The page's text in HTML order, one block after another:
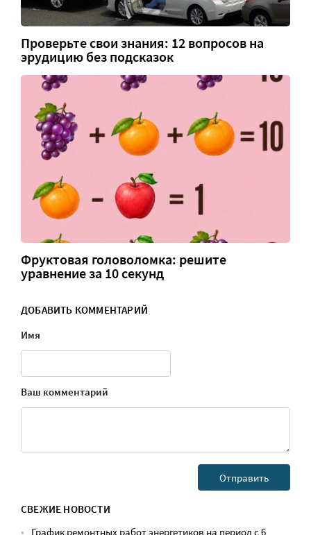
Проверьте свои знания: 12 вопросов на
эрудицию без подсказок
Фруктовая головоломка: решите
уравнение за 10 секунд
ДОБАВИТЬ КОММЕНТАРИЙ
Имя
Ваш комментарий
СВЕЖИЕ НОВОСТИ
График ремонтных работ энергетиков на период с 6